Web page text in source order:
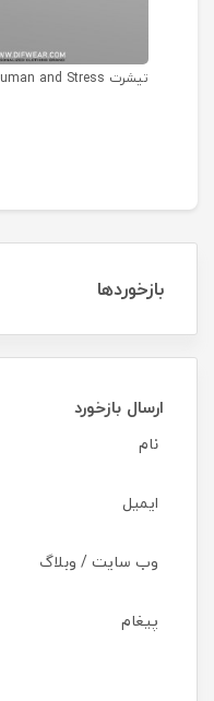
تیشرت Human and Stress
بازخوردها
ارسال بازخورد
نام
ایمیل
وب سایت / وبلاگ
پیغام